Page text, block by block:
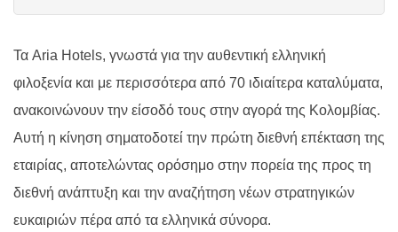
Τα Aria Hotels, γνωστά για την αυθεντική ελληνική
φιλοξενία και με περισσότερα από 70 ιδιαίτερα καταλύματα,
ανακοινώνουν την είσοδό τους στην αγορά της Κολομβίας.
Αυτή η κίνηση σηματοδοτεί την πρώτη διεθνή επέκταση της
εταιρίας, αποτελώντας ορόσημο στην πορεία της προς τη
διεθνή ανάπτυξη και την αναζήτηση νέων στρατηγικών
ευκαιριών πέρα από τα ελληνικά σύνορα.